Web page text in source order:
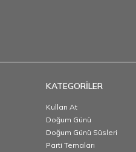
KATEGORİLER
Kullan At
Doğum Günü
Doğum Günü Süsleri
Parti Temaları